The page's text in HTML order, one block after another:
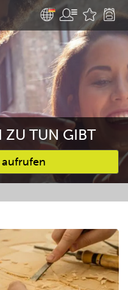
ZU TUN GIBT
aufrufen